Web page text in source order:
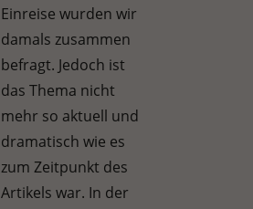
Einreise wurden wir
damals zusammen
befragt. Jedoch ist
das Thema nicht
mehr so aktuell und
dramatisch wie es
zum Zeitpunkt des
Artikels war. In der